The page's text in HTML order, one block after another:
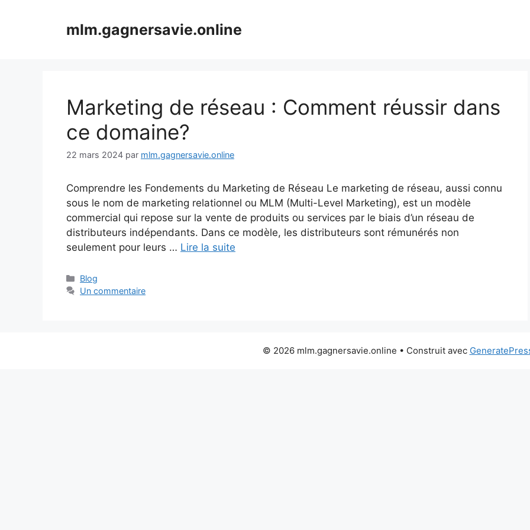
mlm.gagnersavie.online
Marketing de réseau : Comment réussir dans
ce domaine?
22 mars 2024 par mlm.gagnersavie.online
Comprendre les Fondements du Marketing de Réseau Le marketing de réseau, aussi connu
sous le nom de marketing relationnel ou MLM (Multi-Level Marketing), est un modèle
commercial qui repose sur la vente de produits ou services par le biais d’un réseau de
distributeurs indépendants. Dans ce modèle, les distributeurs sont rémunérés non
seulement pour leurs … Lire la suite
Catégories
Blog
Un commentaire
© 2026 mlm.gagnersavie.online • Construit avec